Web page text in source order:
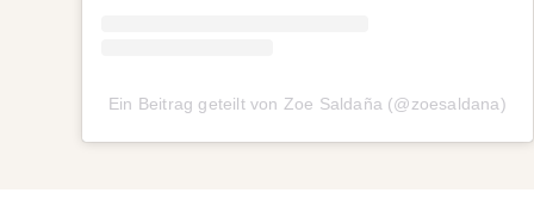
Ein Beitrag geteilt von Zoe Saldaña (@zoesaldana)